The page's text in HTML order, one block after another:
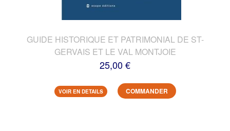
GUIDE HISTORIQUE ET PATRIMONIAL DE ST-
GERVAIS ET LE VAL MONTJOIE
25,00 €
VOIR EN DETAILS COMMANDER